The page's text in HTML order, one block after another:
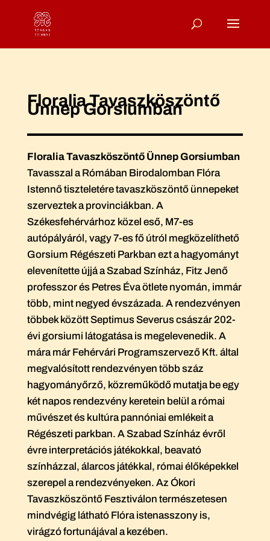
Floralia Tavaszköszöntő
Ünnep Gorsiumban
Floralia Tavaszköszöntő Ünnep Gorsiumban
Tavasszal a Rómában Birodalomban Flóra
Istennő tiszteletére tavaszköszöntő ünnepeket
szerveztek a provinciákban. A
Székesfehérvárhoz közel eső, M7-es
autópályáról, vagy 7-es fő útról megközelíthető
Gorsium Régészeti Parkban ezt a hagyományt
elevenítette újjá a Szabad Színház, Fitz Jenő
professzor és Petres Éva ötlete nyomán, immár
több, mint negyed évszázada. A rendezvényen
többek között Septimus Severus császár 202-
évi gorsiumi látogatása is megelevenedik. A
mára már Fehérvári Programszervező Kft. által
megvalósított rendezvényen több száz
hagyományőrző, közreműködő mutatja be egy
két napos rendezvény keretein belül a római
művészet és kultúra pannóniai emlékeit a
Régészeti parkban. A Szabad Színház évről
évre interpretációs játékokkal, beavató
színházzal, álarcos játékkal, római élőképekkel
szerepel a rendezvényeken. Az Ókori
Tavaszköszöntő Fesztiválon természetesen
mindvégig látható Flóra istenasszony is,
virágzó fortunájával a kezében.